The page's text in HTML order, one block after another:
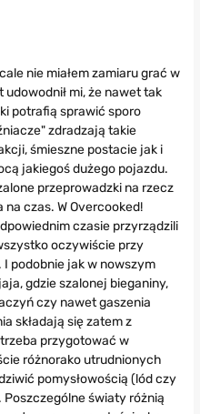
nie miałem zamiaru grać w
mi, że nawet tak
potrafią sprawić sporo
zdradzają takie
śmieszne postacie jak i
jakiegoś dużego pojazdu.
przeprowadzki na rzecz
czas. W Overcooked!
czasie przyrządzili
oczywiście przy
podobnie jak w nowszym
gdzie szalonej bieganiny,
czy nawet gaszenia
składają się zatem z
przygotować w
różnorako utrudnionych
pomysłowością (lód czy
światy różnią